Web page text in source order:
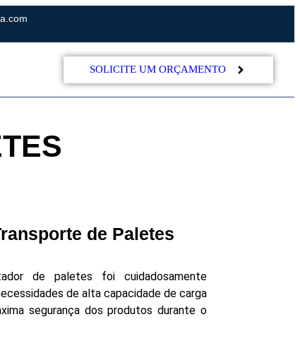
SOLICITE UM ORÇAMENTO
de Paletes
de paletes foi cuidadosamente
de alta capacidade de carga
segurança dos produtos durante o